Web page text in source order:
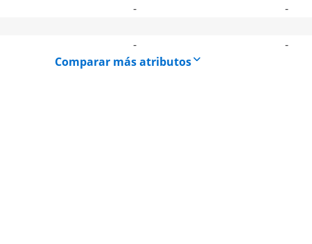
- -
- -
Comparar más atributos